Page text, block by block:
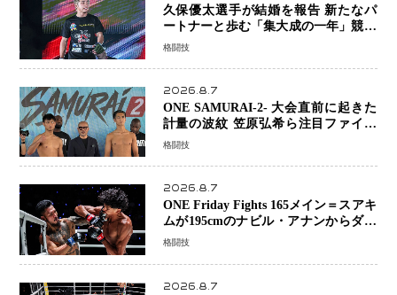
久保優太選手が結婚を報告 新たなパ
ートナーと歩む「集大成の一年」競技
生活を支える存在に感謝
格闘技
2026.8.7
ONE SAMURAI-2- 大会直前に起きた
計量の波紋 笠原弘希ら注目ファイタ
ーは契約体重で決戦へ、山本歩夢と平
格闘技
2026.8.7
ONE Friday Fights 165メイン＝スアキ
ムが195cmのナビル・アナンからダウ
ン奪取！猛反撃を耐え抜き判定勝利、
格闘技
2026.8.7